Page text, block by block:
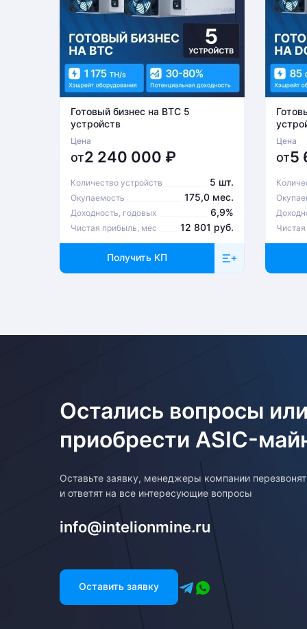
Готовый бизнес на BTC 5
устройств
Цена
от2 240 000 ₽
Количество устройств 5 шт.
Окупаемость 175,0 мес.
Доходность, годовых 6,9%
Чистая прибыль, мес 12 801 руб.
Получить КП
Цена
от5
Остались вопросы
приобрести ASIC-
Оставьте заявку, менеджеры компании
и ответят на все интересующие вопросы
info@intelionmine.ru
Оставить заявку